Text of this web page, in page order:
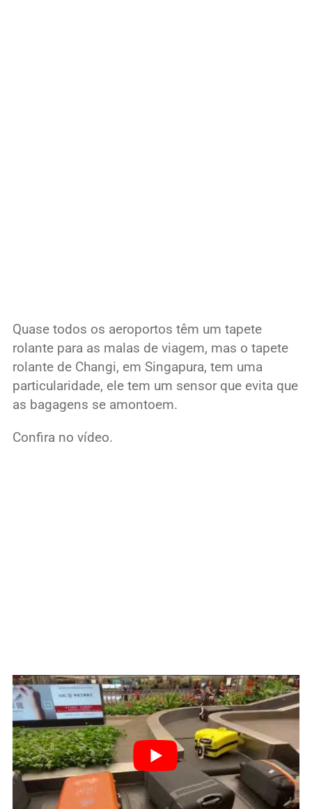
Quase todos os aeroportos têm um tapete
rolante para as malas de viagem, mas o tapete
rolante de Changi, em Singapura, tem uma
particularidade, ele tem um sensor que evita que
as bagagens se amontoem.
Confira no vídeo.